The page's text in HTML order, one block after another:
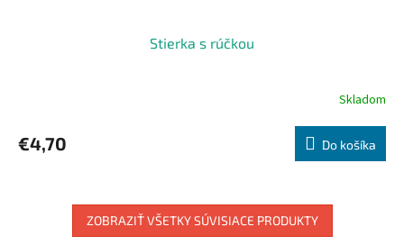
Stierka s rúčkou
Skladom
€4,70 Do košíka
ZOBRAZIŤ VŠETKY SÚVISIACE PRODUKTY